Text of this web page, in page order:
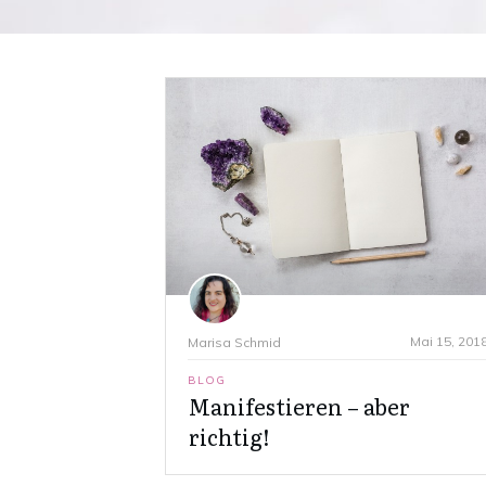
Marisa Schmid Mai 15,
BLOG
Manifestieren – aber
richtig!